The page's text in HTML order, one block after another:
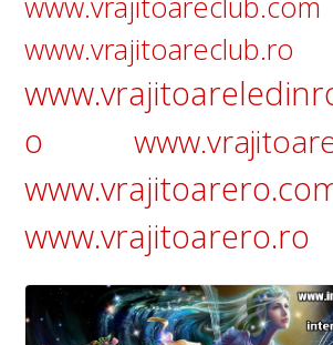
www.vrajitoareclub.ro
o
www.vrajitoarero.ro